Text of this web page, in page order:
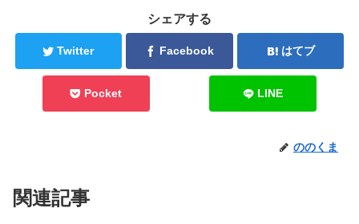
シェアする
Twitter Facebook はてブ
Pocket LINE
ののくま
関連記事